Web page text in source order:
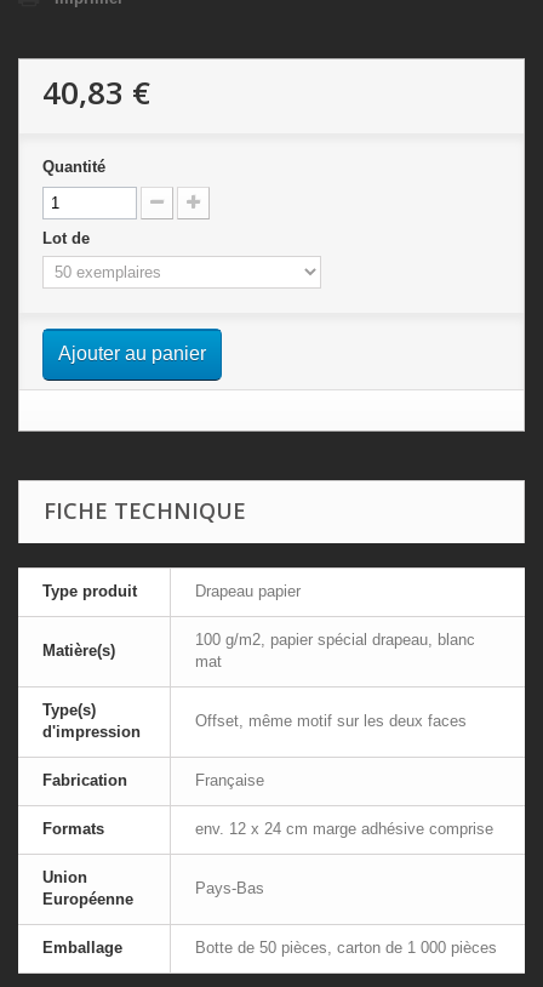
40,83 €
Quantité
Lot de
Ajouter au panier
FICHE TECHNIQUE
Type produit Drapeau papier
Matière(s)
100 g/m2, papier spécial drapeau, blanc
mat
Type(s)
d'impression
Offset, même motif sur les deux faces
Fabrication Française
Formats env. 12 x 24 cm marge adhésive comprise
Union
Européenne
Pays-Bas
Emballage Botte de 50 pièces, carton de 1 000 pièces